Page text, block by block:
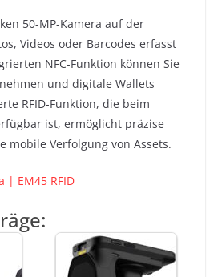
50-MP-Kamera auf der
Videos oder Barcodes erfasst
NFC-Funktion können Sie
und digitale Wallets
RFID-Funktion, die beim
ist, ermöglicht präzise
mobile Verfolgung von Assets.
| EM45 RFID